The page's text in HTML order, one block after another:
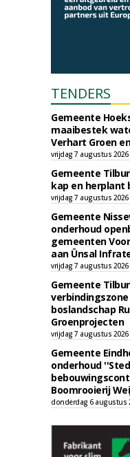
TENDERS
Gemeente
maaibestek
Verhart Groen
vrijdag 7 augustus 2026
Gemeente
kap en herplant
vrijdag 7 augustus 2026
Gemeente
onderhoud
gemeenten
aan Ünsal
vrijdag 7 augustus 2026
Gemeente
boslandschap
Groenprojecten
vrijdag 7 augustus 2026
Gemeente
onderhoud
Boomrooierij
donderdag 6 augustus